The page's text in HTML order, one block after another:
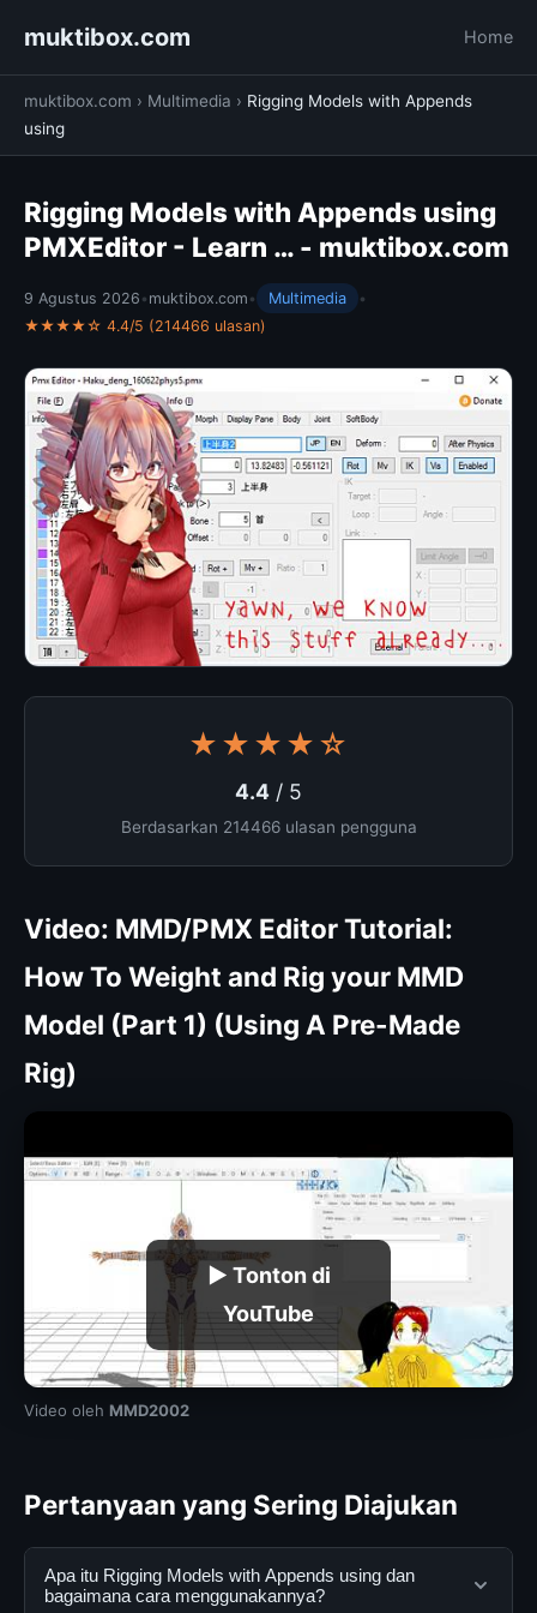
muktibox.com Home
muktibox.com › Multimedia › Rigging Models with Appends
using
Rigging Models with Appends using
PMXEditor - Learn … - muktibox.com
9 Agustus 2026 • muktibox.com • Multimedia
•
★★★★☆ 4.4/5 (214466 ulasan)
★★★★☆
4.4 / 5
Berdasarkan 214466 ulasan pengguna
Video: MMD/PMX Editor Tutorial:
How To Weight and Rig your MMD
Model (Part 1) (Using A Pre-Made
Rig)
▶ Tonton di
YouTube
Video oleh MMD2002
Pertanyaan yang Sering Diajukan
Apa itu Rigging Models with Appends using dan
bagaimana cara menggunakannya?